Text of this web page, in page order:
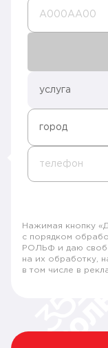
А000AA00
услуга
город
телефон
Нажимая кнопку
с порядком
РОЛЬФ и даю
на их обработку,
в том числе в